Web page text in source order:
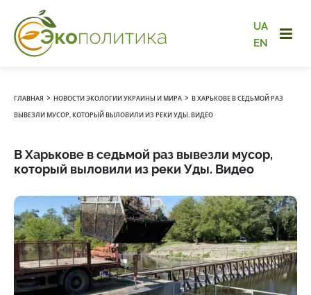
UA
EN
ГЛАВНАЯ › НОВОСТИ ЭКОЛОГИИ УКРАИНЫ И МИРА › В ХАРЬКОВЕ В СЕДЬМОЙ РАЗ
ВЫВЕЗЛИ МУСОР, КОТОРЫЙ ВЫЛОВИЛИ ИЗ РЕКИ УДЫ. ВИДЕО
В Харькове в седьмой раз вывезли мусор,
который выловили из реки Уды. Видео